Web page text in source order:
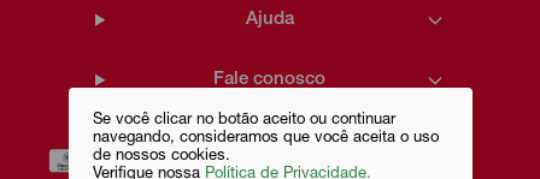
Se você clicar no botão aceito ou continuar
navegando, consideramos que você aceita o uso
de nossos cookies.
Verifique nossa Política de Privacidade.
Ajuda
Fale conosco